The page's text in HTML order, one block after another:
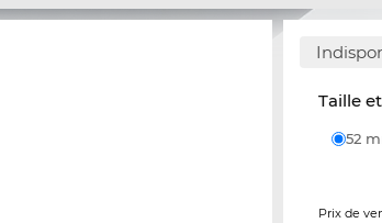
Taille
52
Prix de